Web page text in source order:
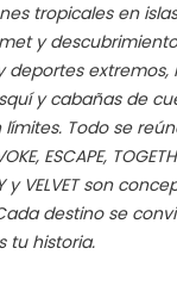
tropicales en
y
extremos,
y cabañas de
Todo se
ESCAPE,
y VELVET son
destino se
tu historia.